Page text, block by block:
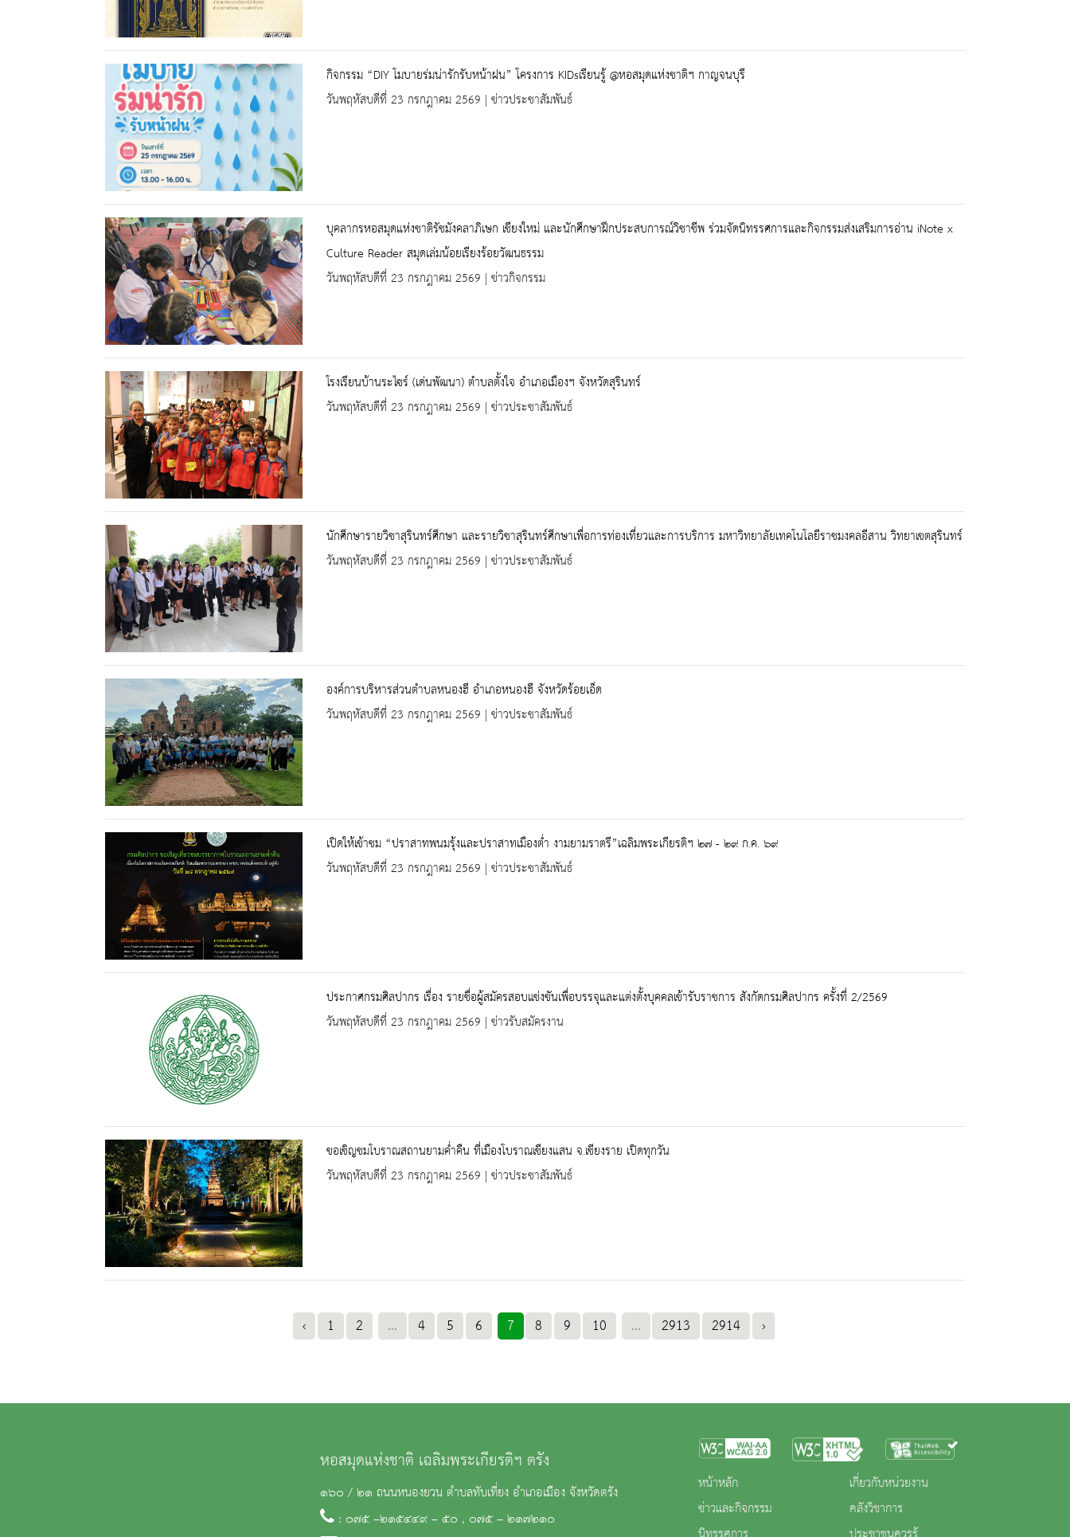
กิจกรรม “DIY โมบายร่มน่ารักรับหน้าฝน” โครงการ KIDsเรียนรู้ @หอสมุดแห่งชาติฯ กาญจนบุรี
วันพฤหัสบดีที่ 23 กรกฎาคม 2569 | ข่าวประชาสัมพันธ์
บุคลากรหอสมุดแห่งชาติรัชมังคลาภิเษก เชียงใหม่ และนักศึกษาฝึกประสบการณ์วิชาชีพ ร่วมจัดนิทรรศการและกิจกรรมส่งเสริมการอ่าน iNote x
Culture Reader สมุดเล่มน้อยเรียงร้อยวัฒนธรรม
วันพฤหัสบดีที่ 23 กรกฎาคม 2569 | ข่าวกิจกรรม
โรงเรียนบ้านระไซร์ (เด่นพัฒนา) ตำบลตั้งใจ อำเภอเมืองฯ จังหวัดสุรินทร์
วันพฤหัสบดีที่ 23 กรกฎาคม 2569 | ข่าวประชาสัมพันธ์
นักศึกษารายวิชาสุรินทร์ศึกษา และรายวิชาสุรินทร์ศึกษาเพื่อการท่องเที่ยวและการบริการ มหาวิทยาลัยเทคโนโลยีราชมงคลอีสาน วิทยาเขตสุรินทร์
วันพฤหัสบดีที่ 23 กรกฎาคม 2569 | ข่าวประชาสัมพันธ์
องค์การบริหารส่วนตำบลหนองฮี อำเภอหนองฮี จังหวัดร้อยเอ็ด
วันพฤหัสบดีที่ 23 กรกฎาคม 2569 | ข่าวประชาสัมพันธ์
เปิดให้เข้าชม “ปราสาทพนมรุ้งและปราสาทเมืองต่ำ งามยามราตรี”เฉลิมพระเกียรติฯ ๒๗ - ๒๙ ก.ค. ๖๙
วันพฤหัสบดีที่ 23 กรกฎาคม 2569 | ข่าวประชาสัมพันธ์
ประกาศกรมศิลปากร เรื่อง รายชื่อผู้สมัครสอบแข่งขันเพื่อบรรจุและแต่งตั้งบุคคลเข้ารับราชการ สังกัดกรมศิลปากร ครั้งที่ 2/2569
วันพฤหัสบดีที่ 23 กรกฎาคม 2569 | ข่าวรับสมัครงาน
ขอเชิญชมโบราณสถานยามค่ำคืน ที่เมืองโบราณเชียงแสน จ.เชียงราย เปิดทุกวัน
วันพฤหัสบดีที่ 23 กรกฎาคม 2569 | ข่าวประชาสัมพันธ์
‹ 1 2 ... 4 5 6 7 8 9 10 ... 2913 2914 ›
หอสมุดแห่งชาติ เฉลิมพระเกียรติฯ ตรัง
๑๖๐ / ๒๑ ถนนหนองยวน ตำบลทับเที่ยง อำเภอเมือง จังหวัดตรัง
: ๐๗๕ –๒๑๕๔๔๙ – ๕๐ , ๐๗๕ – ๒๑๗๒๑๐
หน้าหลัก
ข่าวและกิจกรรม
เกี่ยวกับหน่วยงาน
คลังวิชาการ